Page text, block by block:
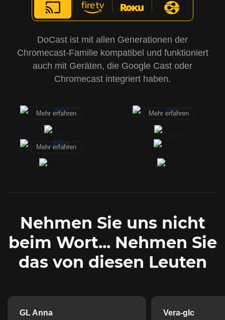
DoCast ist mit allen Generationen der
Chromecast-Familie kompatibel und funktioniert
auch mit Geräten, die Google Cast oder
Chromecast integriert haben.
Mehr erfahren Mehr erfahren
Mehr erfahren
Nehmen Sie uns nicht
beim Wort... Nehmen Sie
das von diesen Leuten
GL Anna
Vera-glc